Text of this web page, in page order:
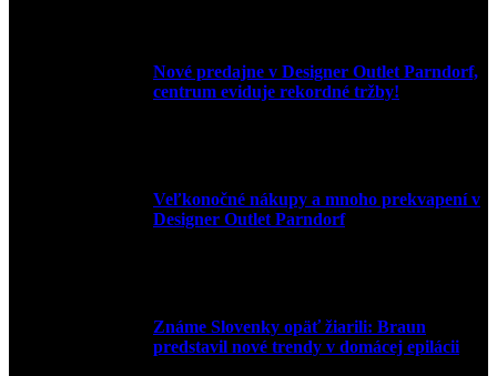
Nové predajne v Designer Outlet Parndorf,
centrum eviduje rekordné tržby!
Veľkonočné nákupy a mnoho prekvapení v
Designer Outlet Parndorf
Známe Slovenky opäť žiarili: Braun
predstavil nové trendy v domácej epilácii